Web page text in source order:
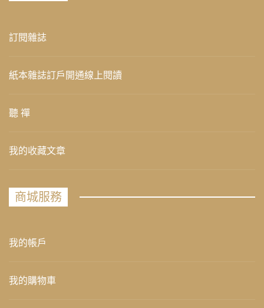
訂閱雜誌
紙本雜誌訂戶開通線上閱讀
聽 禪
我的收藏文章
商城服務
我的帳戶
我的購物車